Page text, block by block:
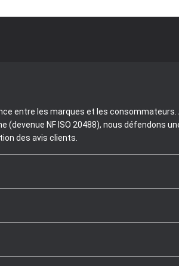
entre les marques et les
NF ISO 20488), nous défendons
des avis clients.